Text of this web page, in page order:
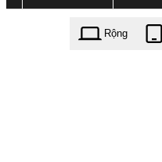
Rộng